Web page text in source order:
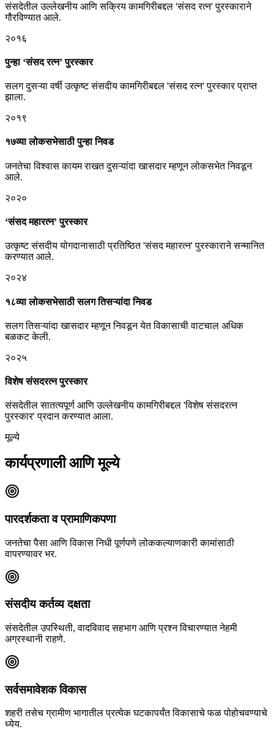
संसदेतील उल्लेखनीय आणि सक्रिय कामगिरीबद्दल 'संसद रत्न' पुरस्काराने
गौरविण्यात आले.
२०१६
पुन्हा ‘संसद रत्न’ पुरस्कार
सलग दुसऱ्या वर्षी उत्कृष्ट संसदीय कामगिरीबद्दल 'संसद रत्न' पुरस्कार प्राप्त
झाला.
२०१९
१७व्या लोकसभेसाठी पुन्हा निवड
जनतेचा विश्वास कायम राखत दुसऱ्यांदा खासदार म्हणून लोकसभेत निवडून
आले.
२०२०
‘संसद महारत्न’ पुरस्कार
उत्कृष्ट संसदीय योगदानासाठी प्रतिष्ठित 'संसद महारत्न' पुरस्काराने सन्मानित
करण्यात आले.
२०२४
१८व्या लोकसभेसाठी सलग तिसऱ्यांदा निवड
सलग तिसऱ्यांदा खासदार म्हणून निवडून येत विकासाची वाटचाल अधिक
बळकट केली.
२०२५
विशेष संसदरत्न पुरस्कार
संसदेतील सातत्यपूर्ण आणि उल्लेखनीय कामगिरीबद्दल 'विशेष संसदरत्न
पुरस्कार' प्रदान करण्यात आला.
मूल्ये
कार्यप्रणाली आणि मूल्ये
पारदर्शकता व प्रामाणिकपणा
जनतेचा पैसा आणि विकास निधी पूर्णपणे लोककल्याणकारी कामांसाठी
वापरण्यावर भर.
संसदीय कर्तव्य दक्षता
संसदेतील उपस्थिती, वादविवाद सहभाग आणि प्रश्न विचारण्यात नेहमी
अग्रस्थानी राहणे.
सर्वसमावेशक विकास
शहरी तसेच ग्रामीण भागातील प्रत्येक घटकापर्यंत विकासाचे फळ पोहोचवण्याचे
ध्येय.